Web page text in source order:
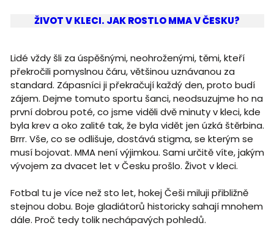
ŽIVOT V KLECI. JAK ROSTLO MMA V ČESKU?
Lidé vždy šli za úspěšnými, neohroženými, těmi, kteří
překročili pomyslnou čáru, většinou uznávanou za
standard. Zápasníci ji překračují každý den, proto budí
zájem. Dejme tomuto sportu šanci, neodsuzujme ho na
první dobrou poté, co jsme viděli dvě minuty v kleci, kde
byla krev a oko zalité tak, že byla vidět jen úzká štěrbina.
Brrr. Vše, co se odlišuje, dostává stigma, se kterým se
musí bojovat. MMA není výjimkou. Sami určitě víte, jakým
vývojem za dvacet let v Česku prošlo. Život v kleci.
Fotbal tu je více než sto let, hokej Češi miluji přibližně
stejnou dobu. Boje gladiátorů historicky sahají mnohem
dále. Proč tedy tolik nechápavých pohledů.